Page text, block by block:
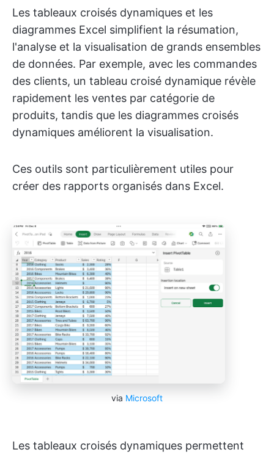
Les tableaux croisés dynamiques et les
diagrammes Excel simplifient la résumation,
l'analyse et la visualisation de grands ensembles
de données. Par exemple, avec les commandes
des clients, un tableau croisé dynamique révèle
rapidement les ventes par catégorie de
produits, tandis que les diagrammes croisés
dynamiques améliorent la visualisation.
Ces outils sont particulièrement utiles pour
créer des rapports organisés dans Excel.
via Microsoft
Les tableaux croisés dynamiques permettent